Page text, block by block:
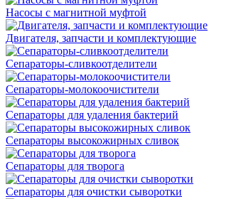
Насосы с магнитной муфтой
Двигателя, запчасти и комплектующие
Сепараторы-сливкоотделители
Сепараторы-молокоочистители
Сепараторы для удаления бактерий
Сепараторы высокожирных сливок
Сепараторы для творога
Сепараторы для очистки сыворотки